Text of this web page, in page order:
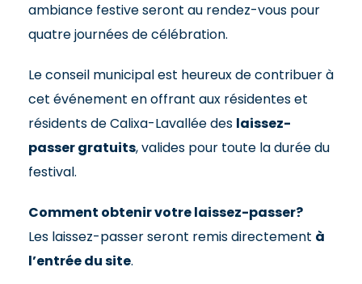
ambiance festive seront au rendez-vous pour
quatre journées de célébration.
Le conseil municipal est heureux de contribuer à
cet événement en offrant aux résidentes et
résidents de Calixa-Lavallée des laissez-
passer gratuits, valides pour toute la durée du
festival.
Comment obtenir votre laissez-passer?
Les laissez-passer seront remis directement à
l’entrée du site.